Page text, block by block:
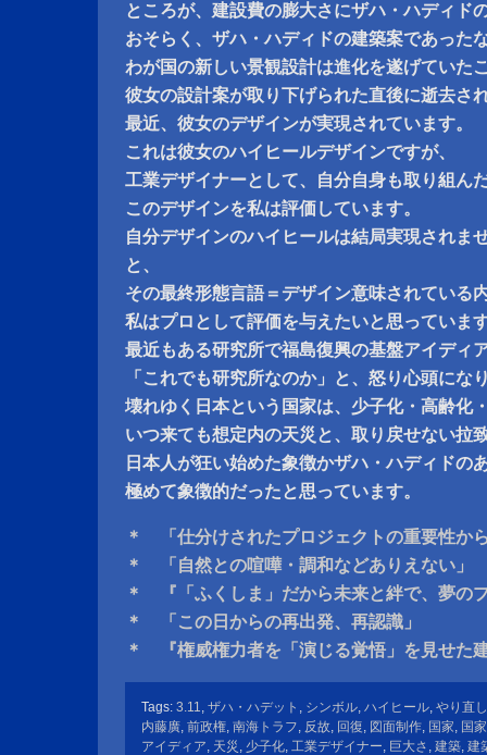
ところが、建設費の膨大さにザハ・ハディド
おそらく、ザハ・ハディドの建築案であった
わが国の新しい景観設計は進化を遂げていた
彼女の設計案が取り下げられた直後に逝去さ
最近、彼女のデザインが実現されています。
これは彼女のハイヒールデザインですが、
工業デザイナーとして、自分自身も取り組ん
このデザインを私は評価しています。
自分デザインのハイヒールは結局実現されま
と、
その最終形態言語＝デザイン意味されている
私はプロとして評価を与えたいと思っていま
最近もある研究所で福島復興の基盤アイディ
「これでも研究所なのか」と、怒り心頭にな
壊れゆく日本という国家は、少子化・高齢化
いつ来ても想定内の天災と、取り戻せない拉
日本人が狂い始めた象徴かザハ・ハディドの
極めて象徴的だったと思っています。
＊ 「仕分けされたプロジェクトの重要性か
＊ 「自然との喧嘩・調和などありえない」
＊ 『「ふくしま」だから未来と絆で、夢の
＊ 「この日からの再出発、再認識」
＊ 『権威権力者を「演じる覚悟」を見せた
Tags: 3.11, ザハ・ハデット , シンボル, ハイヒール, やり直し
内藤廣, 前政権, 南海トラフ, 反故, 回復, 図面制作, 国家, 国
アイディア, 天災 , 少子化, 工業デザイナー, 巨大さ , 建築, 建